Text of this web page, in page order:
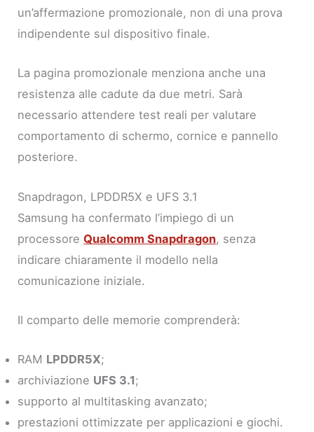
un’affermazione promozionale, non di una prova
indipendente sul dispositivo finale.
La pagina promozionale menziona anche una
resistenza alle cadute da due metri. Sarà
necessario attendere test reali per valutare
comportamento di schermo, cornice e pannello
posteriore.
Snapdragon, LPDDR5X e UFS 3.1
Samsung ha confermato l’impiego di un
processoreQualcomm Snapdragon, senza
indicare chiaramente il modello nella
comunicazione iniziale.
Il comparto delle memorie comprenderà:
RAM LPDDR5X;
archiviazione UFS 3.1;
supporto al multitasking avanzato;
prestazioni ottimizzate per applicazioni e giochi.